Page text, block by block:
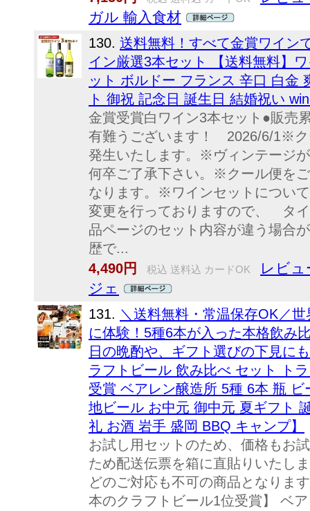
ガル 輸入食材
130. 送料無料！すべて金賞ワイン
イン厳選3本セット 【送料無料】
ット ボルドー フランス 辛口 白金
ト 御祝 記念日 誕生日 結婚祝い
金賞受賞白ワイン3本セット●販売
有難うございます！ 2026/6/1※ク
発生いたします。※ヴィンテージ
何卒ご了承下さい。※クール便を
なります。※ワインセットについ
変更を行っておりますので、 タ
品ページのセット内容が違う場合
歴で...
4,490円
税込 送料込 カードOK
レビュ
ジェ
131. ＼送料無料・常温保存OK／
に体験！5種6本が入った本格飲み
日の晩酌や、ギフト選びの下見に
ラフトビール 飲み比べ セット ト
受賞 ベアレン醸造所 5種 6本 瓶
地ビール お中元 御中元 夏ギフト
礼 お酒 岩手 盛岡 BBQ キャンプ】
お試し用セットのため、価格もお
ため配送伝票を箱に直貼りいたし
どのご対応も不可の商品となりま
本のクラフトビール1位受賞】 ベ